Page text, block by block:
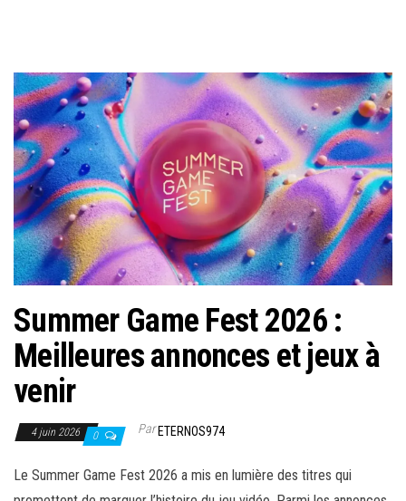
Summer Game Fest 2026 :
Meilleures annonces et jeux à
venir
4 juin 2026 0 ParETERNOS974
Le Summer Game Fest 2026 a mis en lumière des titres qui